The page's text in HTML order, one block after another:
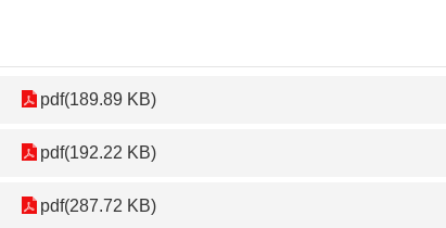
pdf(189.89 KB)
pdf(192.22 KB)
pdf(287.72 KB)